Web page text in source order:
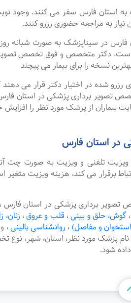
به استان فارس سفر می کنند. وجود
نیاز به مراجعه حضوری رزرو کنند.
سیناپزشک به صورت شبانه روزی
دکتر متخصص و فوق تخصص تصویر
نسخه را برای بیمار می پیچند
شده در اختیار دکتر قرار می دهند
تصویر برداری پزشکی در استان
بیماران از پزشک مورد نظر را افزایش
در استان فارس
تلفنی و ویزیت به صورت چت
می کند، هزینه ویزیت متغیر
برداری پزشکی در استان فارس ،
، گوش، حلق و بینی، قلب و عروق، زنان،
و مفاصل) ، روانشناسی بالینی،
نام پزشک مورد نظر، استان، شهر،
شود.